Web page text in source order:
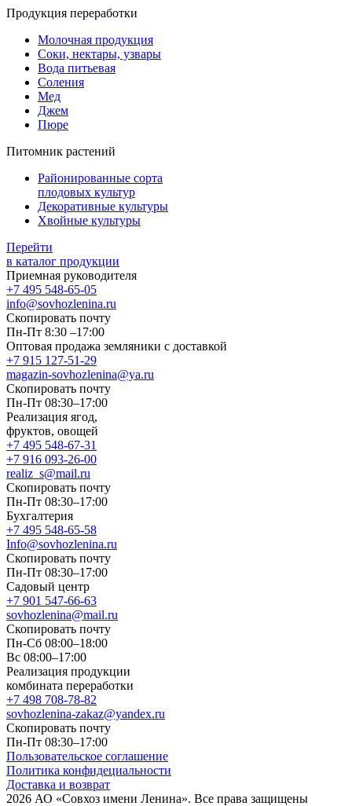
Продукция переработки
Молочная продукция
Соки, нектары, узвары
Вода питьевая
Соления
Мед
Джем
Пюре
Питомник растений
Районированные сорта
плодовых культур
Декоративные культуры
Хвойные культуры
Перейти
в каталог продукции
Приемная руководителя
+7 495 548-65-05
info@sovhozlenina.ru
Скопировать почту
Пн-Пт 8:30 –17:00
Оптовая продажа земляники с доставкой
+7 915 127-51-29
magazin-sovhozlenina@ya.ru
Скопировать почту
Пн-Пт 08:30–17:00
Реализация ягод,
фруктов, овощей
+7 495 548-67-31
+7 916 093-26-00
realiz_s@mail.ru
Скопировать почту
Пн-Пт 08:30–17:00
Бухгалтерия
+7 495 548-65-58
Info@sovhozlenina.ru
Скопировать почту
Пн-Пт 08:30–17:00
Садовый центр
+7 901 547-66-63
sovhozlenina@mail.ru
Скопировать почту
Пн-Сб 08:00–18:00
Вс 08:00–17:00
Реализация продукции
комбината переработки
+7 498 708-78-82
sovhozlenina-zakaz@yandex.ru
Скопировать почту
Пн-Пт 08:30–17:00
Пользовательское соглашение
Политика конфидециальности
Доставка и возврат
2026 АО «Совхоз имени Ленина». Все права защищены